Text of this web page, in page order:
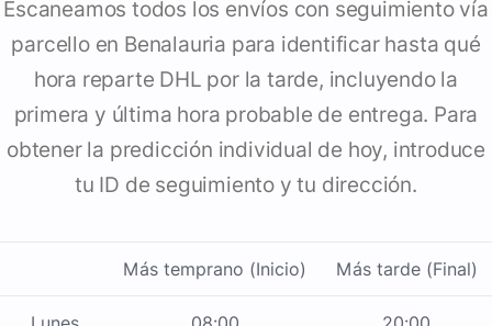
Escaneamos todos los envíos con seguimiento vía
parcello en Benalauria para identificar hasta qué
hora reparte DHL por la tarde, incluyendo la
primera y última hora probable de entrega. Para
obtener la predicción individual de hoy, introduce
tu ID de seguimiento y tu dirección.
Más temprano (Inicio) Más tarde (Final)